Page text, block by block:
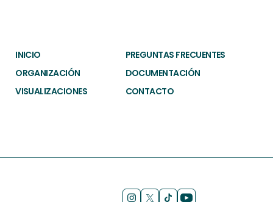
INICIO
ORGANIZACIÓN
VISUALIZACIONES
PREGUNTAS FRECUENTES
DOCUMENTACIÓN
CONTACTO